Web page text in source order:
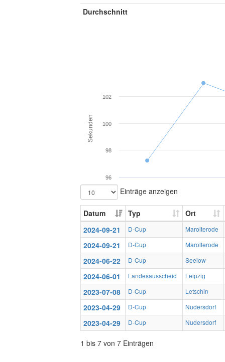
Durchschnitt
Sekunden
96
98
100
102
Einträge anzeigen
Datum Typ
Ort
2024-09-21
D-Cup Marolterode
2024-09-21 D-Cup Marolterode
2024-06-22 D-Cup Seelow
2024-06-01 Landesausscheid Leipzig
2023-07-08 D-Cup Letschin
2023-04-29 D-Cup Nudersdorf
2023-04-29 D-Cup Nudersdorf
1 bis 7 von 7 Einträgen